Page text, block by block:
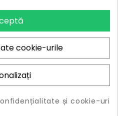
- de la Tik.ro
cookie-urile
și cookie-uri